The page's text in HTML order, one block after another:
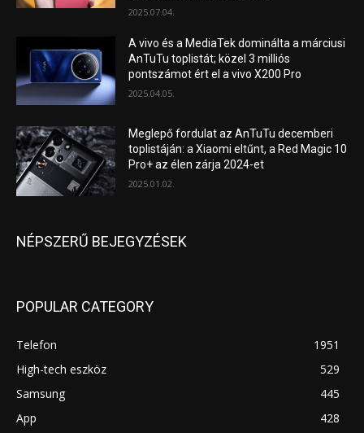
2025.07.04.
A vivo és a MediaTek dominálta a márciusi
AnTuTu toplistát; közel 3 milliós
pontszámot ért el a vivo X200 Pro
2025.04.05.
Meglepő fordulat az AnTuTu decemberi
toplistáján: a Xiaomi eltűnt, a Red Magic 10
Pro+ az élen zárja 2024-et
2025.01.02.
NÉPSZERŰ BEJEGYZÉSEK
POPULAR CATEGORY
Telefon
1951
High-tech eszköz
529
Samsung
445
App
428